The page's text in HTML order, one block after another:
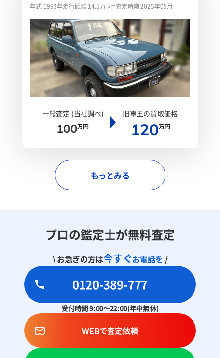
ッド
年式 1993年走行距離 14.5万 km査定時期 2025年05月
一般査定 (当社調べ)
100万円
旧車王の買取価格
120万円
もっとみる
プロの鑑定士が無料査定
\ お急ぎの方は今すぐお電話を /
0120-389-777
受付時間 9:00～22:00(年中無休)
WEBで査定依頼